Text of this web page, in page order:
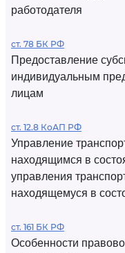
работодателя
ст. 78 БК РФ
Предоставление
индивидуальным
лицам
ст. 12.8 КоАП РФ
Управление
находящимся в
управления
находящемуся в
ст. 161 БК РФ
Особенности